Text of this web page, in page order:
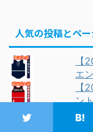
人気の投稿とペ
【
エ
【
ン
【